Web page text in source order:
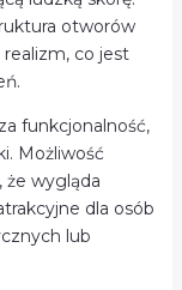
otworów
realizm, co jest
funkcjonalność,
Możliwość
że wygląda
dla osób
lub